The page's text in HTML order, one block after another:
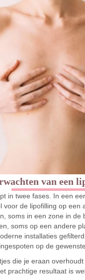
van een
in twee fases. In een
voor de lipofilling op een
soms in een zone in de
soms op een andere
installaties
op de
die je eraan
prachtige resultaat is